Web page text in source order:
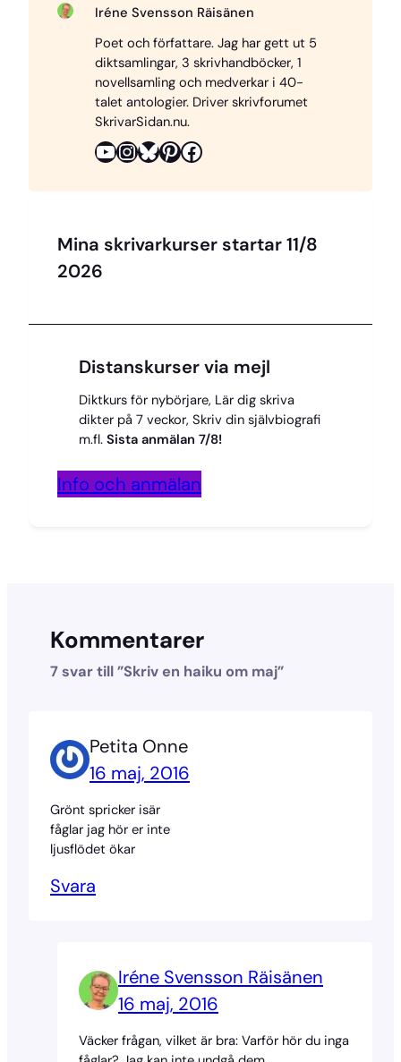
e
b
o
o
k
t
e
r
e
s
t
e
s
k
y
e
a
d
s
y
L
i
n
Iréne Svensson Räisänen
Poet och författare. Jag har gett ut 5
diktsamlingar, 3 skrivhandböcker, 1
novellsamling och medverkar i 40-
talet antologier. Driver skrivforumet
SkrivarSidan.nu.
YouTube InstagramBluesky Pinterest Facebook
Mina skrivarkurser startar 11/8
2026
Distanskurser via mejl
Diktkurs för nybörjare, Lär dig skriva
dikter på 7 veckor, Skriv din självbiografi
m.fl. Sista anmälan 7/8!
Info och anmälan
Kommentarer
7 svar till ”Skriv en haiku om maj”
Petita Onne
16 maj, 2016
Grönt spricker isär
fåglar jag hör er inte
ljusflödet ökar
Svara
Iréne Svensson Räisänen
16 maj, 2016
Väcker frågan, vilket är bra: Varför hör du inga